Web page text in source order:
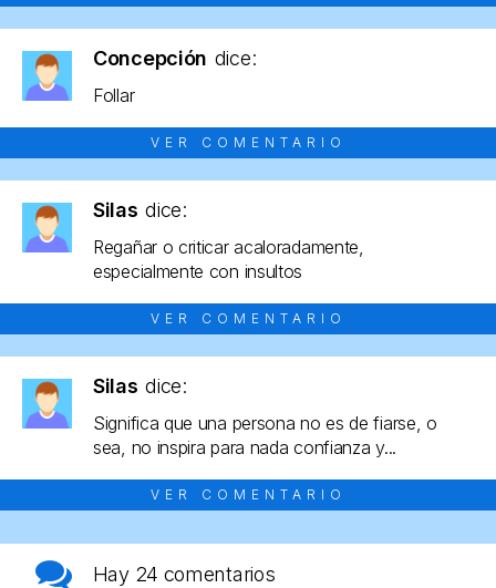
Concepción dice:
Follar
VER COMENTARIO
Silas dice:
Regañar o criticar acaloradamente,
especialmente con insultos
VER COMENTARIO
Silas dice:
Significa que una persona no es de fiarse, o
sea, no inspira para nada confianza y...
VER COMENTARIO
Hay 24 comentarios